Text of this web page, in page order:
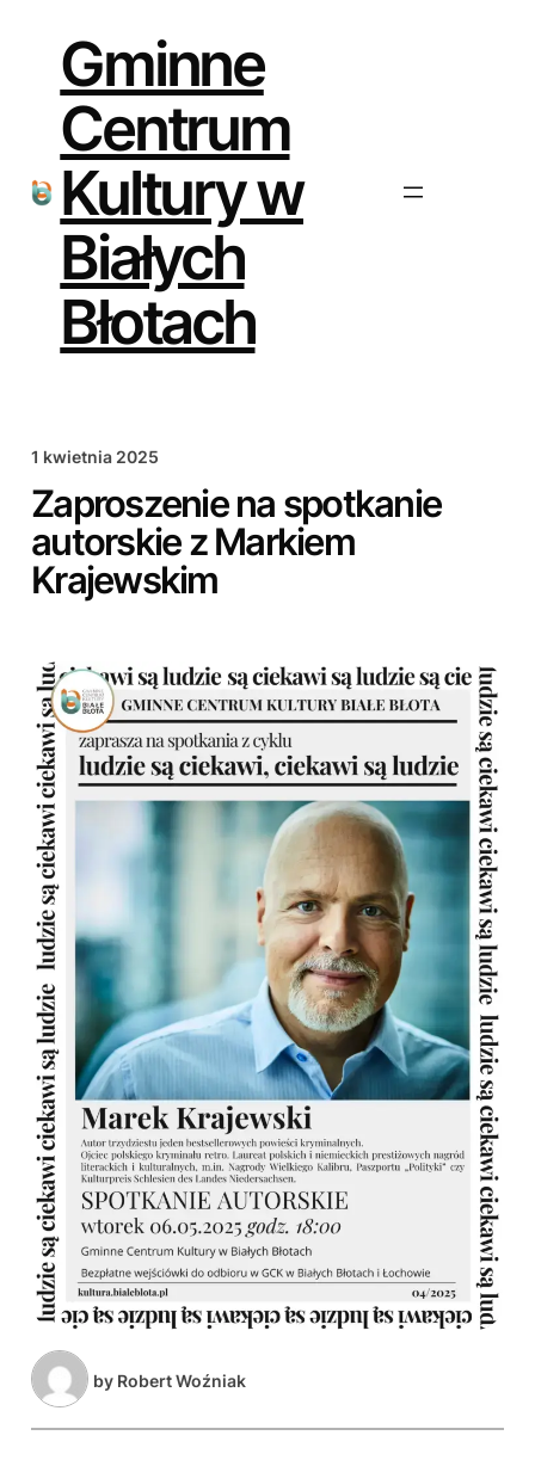
Gminne
Centrum
Kultury w
Białych
Błotach
1 kwietnia 2025
Zaproszenie na spotkanie
autorskie z Markiem
Krajewskim
by Robert Woźniak